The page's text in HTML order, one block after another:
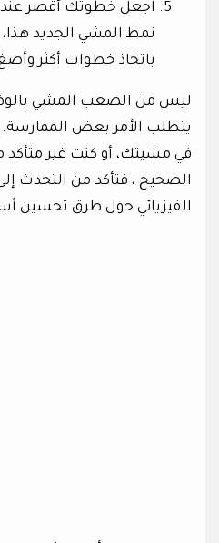
اجعل خطوتك أقصر عند
نمط المشي الجديد
باتخاذ خطوات أكثر
ليس من الصعب المشي
يتطلب الأمر بعض
في مشيتك، أو كنت غير
الصحيح ، فتأكد من التحدث
الفيزيائي حول طرق تحسين